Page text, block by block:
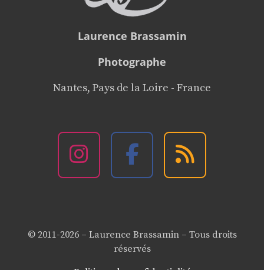
Laurence Brassamin
Photographe
Nantes, Pays de la Loire - France
© 2011-2026 – Laurence Brassamin – Tous droits
réservés